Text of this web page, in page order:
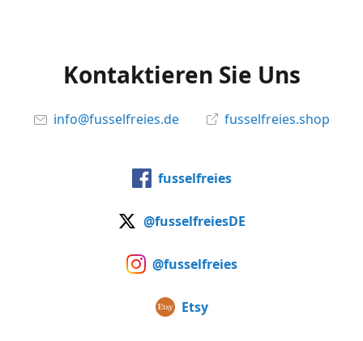
Kontaktieren Sie Uns
info@fusselfreies.de fusselfreies.shop
fusselfreies
@fusselfreiesDE
@fusselfreies
Etsy